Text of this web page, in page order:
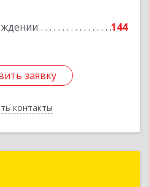
144
заявку
контакты
заявку